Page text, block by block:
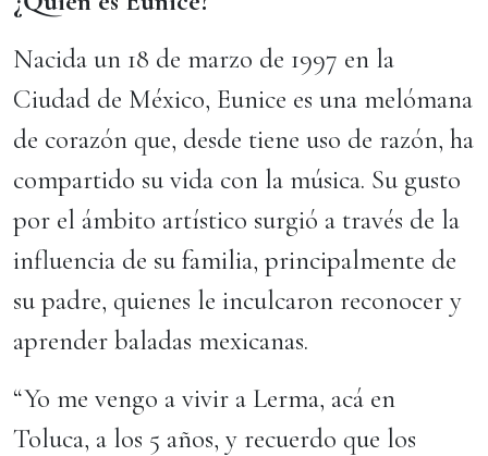
Nacida un 18 de marzo de 1997 en la
Ciudad de México, Eunice es una melómana
de corazón que, desde tiene uso de razón, ha
compartido su vida con la música. Su gusto
por el ámbito artístico surgió a través de la
influencia de su familia, principalmente de
su padre, quienes le inculcaron reconocer y
aprender baladas mexicanas.
“Yo me vengo a vivir a Lerma, acá en
Toluca, a los 5 años, y recuerdo que los